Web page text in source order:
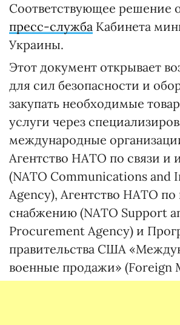
Соответствующее решение
пресс-служба Кабинета
Украины.
Этот документ открывает
для сил безопасности и
закупать необходимые
услуги через
международные
Агентство НАТО по связи и
(NATO Communications and
Agency), Агентство НАТО
снабжению (NATO Support
Procurement Agency) и
правительства США
военные продажи» (Foreign